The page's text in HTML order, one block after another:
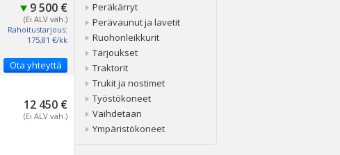
9 500 €
(Ei ALV väh.)
Rahoitustarjous:
175,81 €/kk
Ota yhteyttä
12 450 €
(Ei ALV väh.)
Peräkärryt
Perävaunut ja lavetit
Ruohonleikkurit
Tarjoukset
Traktorit
Trukit ja nostimet
Työstökoneet
Vaihdetaan
Ympäristökoneet